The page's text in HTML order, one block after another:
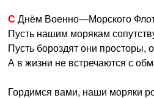
С Днём Военно—Морского
Пусть нашим морякам
Пусть бороздят они просторы,
А в жизни не встречаются с
Гордимся вами, наши моряки